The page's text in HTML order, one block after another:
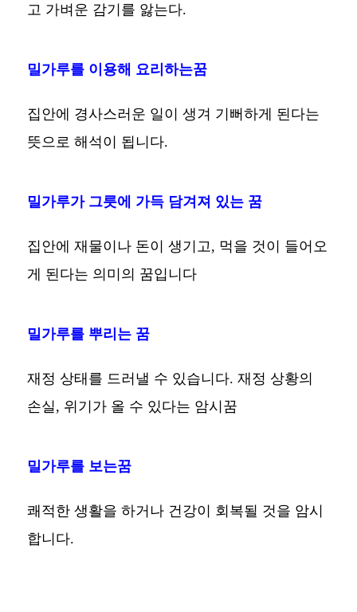
고 가벼운 감기를 앓는다.
밀가루를 이용해 요리하는꿈
집안에 경사스러운 일이 생겨 기뻐하게 된다는
뜻으로 해석이 됩니다.
밀가루가 그릇에 가득 담겨져 있는 꿈
집안에 재물이나 돈이 생기고, 먹을 것이 들어오
게 된다는 의미의 꿈입니다
밀가루를 뿌리는 꿈
재정 상태를 드러낼 수 있습니다. 재정 상황의
손실, 위기가 올 수 있다는 암시꿈
밀가루를 보는꿈
쾌적한 생활을 하거나 건강이 회복될 것을 암시
합니다.